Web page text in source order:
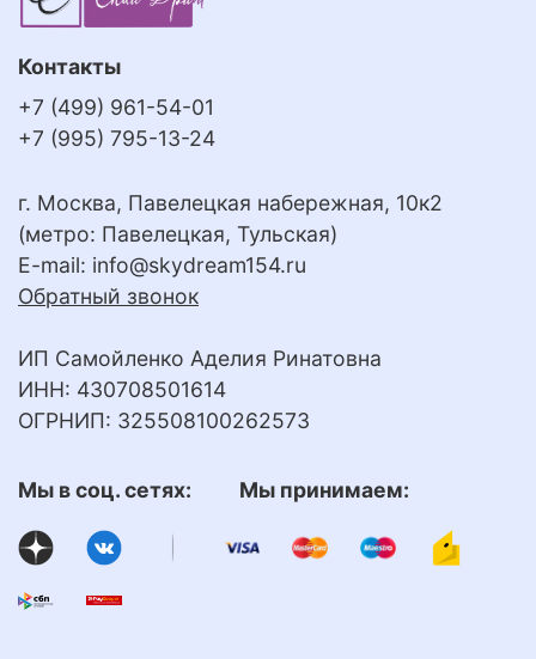
Контакты
+7 (499) 961-54-01
+7 (995) 795-13-24
г. Москва, Павелецкая набережная, 10к2
(метро: Павелецкая, Тульская)
E-mail: info@skydream154.ru
Обратный звонок
ИП Самойленко Аделия Ринатовна
ИНН: 430708501614
ОГРНИП: 325508100262573
Мы в соц. сетях: Мы принимаем: